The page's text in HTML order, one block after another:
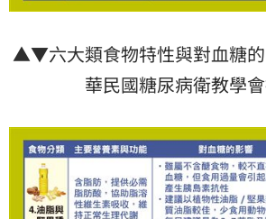
▲▼六大類食物特性與對血糖的
華民國糖尿病衛教學會